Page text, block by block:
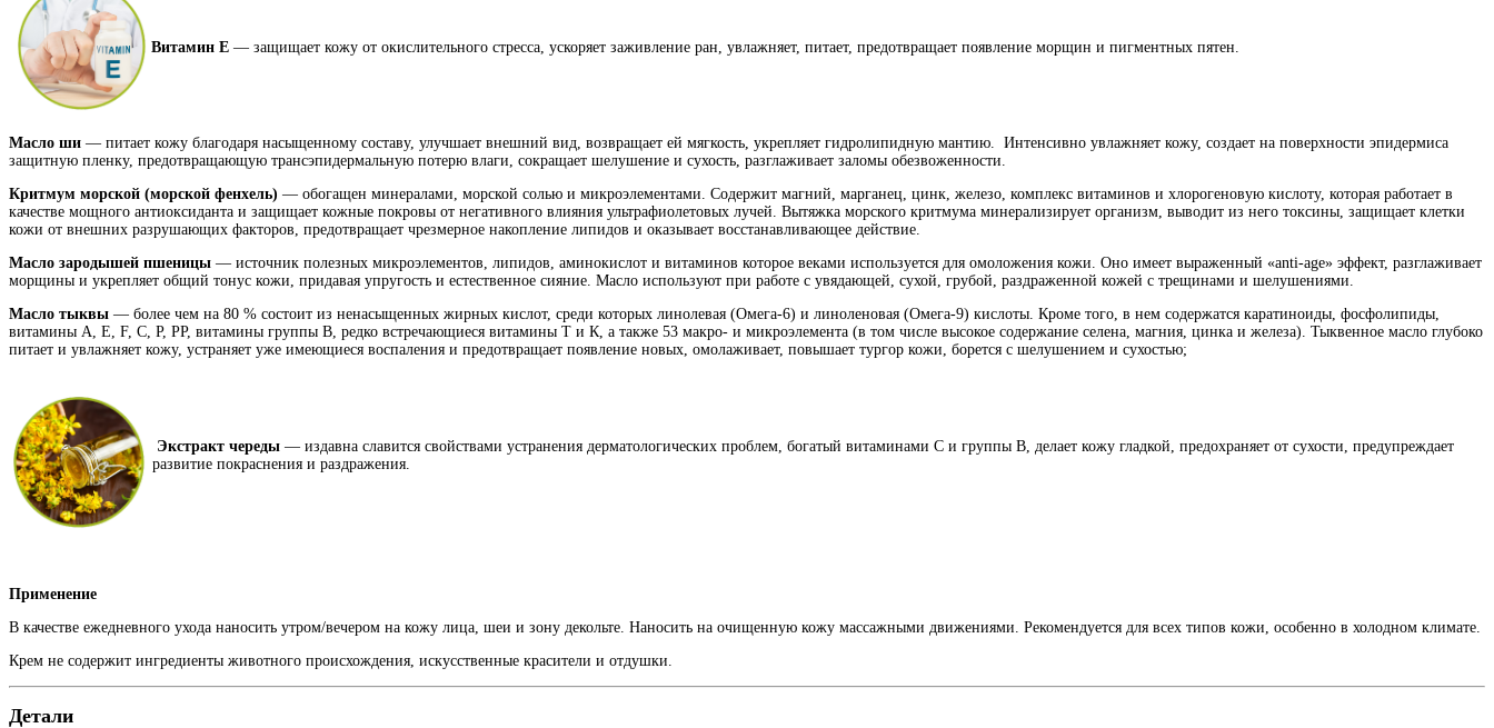
Витамин Е — защищает кожу от окислительного стресса, ускоряет заживление ран, увлажняет, питает, предотвращает появление морщин и пигментных пятен.
Масло ши — питает кожу благодаря насыщенному составу, улучшает внешний вид, возвращает ей мягкость, укрепляет гидролипидную мантию. Интенсивно увлажняет кожу, создает на поверхности эпидермиса
защитную пленку, предотвращающую трансэпидермальную потерю влаги, сокращает шелушение и сухость, разглаживает заломы обезвоженности.
Критмум морской (морской фенхель) — обогащен минералами, морской солью и микроэлементами. Содержит магний, марганец, цинк, железо, комплекс витаминов и хлорогеновую кислоту, которая работает в
качестве мощного антиоксиданта и защищает кожные покровы от негативного влияния ультрафиолетовых лучей. Вытяжка морского критмума минерализирует организм, выводит из него токсины, защищает клетки
кожи от внешних разрушающих факторов, предотвращает чрезмерное накопление липидов и оказывает восстанавливающее действие.
Масло зародышей пшеницы — источник полезных микроэлементов, липидов, аминокислот и витаминов которое веками используется для омоложения кожи. Оно имеет выраженный «anti-age» эффект, разглаживает
морщины и укрепляет общий тонус кожи, придавая упругость и естественное сияние. Масло используют при работе с увядающей, сухой, грубой, раздраженной кожей с трещинами и шелушениями.
Масло тыквы — более чем на 80 % состоит из ненасыщенных жирных кислот, среди которых линолевая (Омега-6) и линоленовая (Омега-9) кислоты. Кроме того, в нем содержатся каратиноиды, фосфолипиды,
витамины А, Е, F, С, Р, РР, витамины группы В, редко встречающиеся витамины Т и К, а также 53 макро- и микроэлемента (в том числе высокое содержание селена, магния, цинка и железа). Тыквенное масло глубоко
питает и увлажняет кожу, устраняет уже имеющиеся воспаления и предотвращает появление новых, омолаживает, повышает тургор кожи, борется с шелушением и сухостью;
Экстракт череды — издавна славится свойствами устранения дерматологических проблем, богатый витаминами С и группы В, делает кожу гладкой, предохраняет от сухости, предупреждает
развитие покраснения и раздражения.
Применение
В качестве ежедневного ухода наносить утром/вечером на кожу лица, шеи и зону декольте. Наносить на очищенную кожу массажными движениями. Рекомендуется для всех типов кожи, особенно в холодном климате.
Крем не содержит ингредиенты животного происхождения, искусственные красители и отдушки.
Детали